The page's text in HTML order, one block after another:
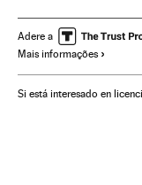
América Latina
Relações exteriores
Adere a
Mais informações
Si está interesado en